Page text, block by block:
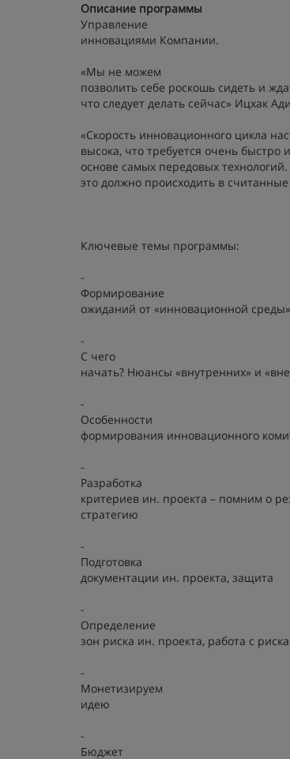
Описание программы
Управление
инновациями Компании.
«Мы не можем
позволить себе роскошь сидеть и
что следует делать сейчас» Ицхак
«Скорость инновационного цикла
высока, что требуется очень
основе самых передовых
это должно происходить в
Ключевые темы программы:
-
Формирование
ожиданий от «инновационной
-
С чего
начать? Нюансы «внутренних» и
-
Особенности
формирования инновационного
-
Разработка
критериев ин. проекта – помним о
стратегию
-
Подготовка
документации ин. проекта, защита
-
Определение
зон риска ин. проекта, работа с
-
Монетизируем
идею
-
Бюджет